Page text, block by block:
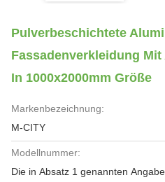
Pulverbeschichtete
Fassadenverkleidung
In 1000x2000mm Größe
Markenbezeichnung:
M-CITY
Modellnummer:
Die in Absatz 1 genannten